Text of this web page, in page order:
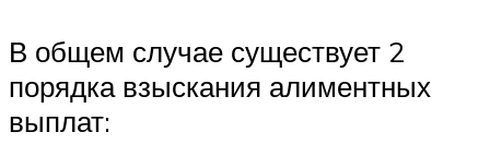
В общем случае существует 2
порядка взыскания алиментных
выплат: